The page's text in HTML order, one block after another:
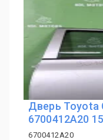
Дверь Toyota
6700412A20
6700412A20